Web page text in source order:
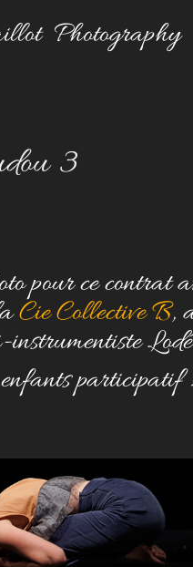
Photography
3
pour ce contrat
Cie Collective B,
participatif !